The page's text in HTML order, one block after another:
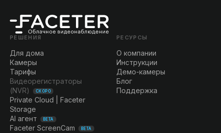
РЕШЕНИЯ
Для дома
Камеры
Тарифы
Видеорегистраторы
(NVR)
СКОРО
Private Cloud | Faceter
Storage
AI агент
BETA
Faceter ScreenCam BETA
РЕСУРСЫ
О компании
Инструкции
Демо-камеры
Блог
Поддержка